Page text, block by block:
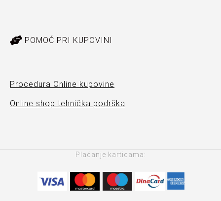
POMOĆ PRI KUPOVINI
Procedura Online kupovine
Online shop tehnička podrška
Plaćanje karticama: